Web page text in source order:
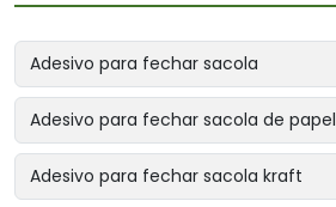
Adesivo para fechar sacola
Adesivo para fechar sacola de papel
Adesivo para fechar sacola kraft